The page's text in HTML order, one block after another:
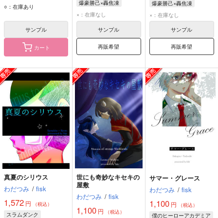
轟焦凍 爆豪勝己
○：在庫あり
サンプル
カート
爆豪勝己×轟焦凍
轟焦凍
爆豪勝己
×：在庫なし
サンプル
再販希望
爆豪勝己×轟焦凍
轟焦凍
爆豪勝己
×：在庫なし
サンプル
再販希望
真夏のシリウス
わだつみ / fisk
1,572 円 （税込）
スラムダンク
世にも奇妙なキセキの
屋敷
わだつみ / fisk
1,100 円 （税込）
サマー・グレース
わだつみ / fisk
1,100円 （税込）
僕のヒーローアカデミア